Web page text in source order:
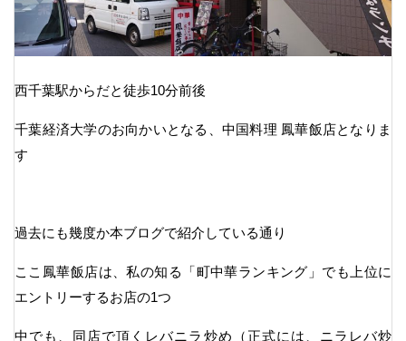
西千葉駅からだと徒歩10分前後
千葉経済大学のお向かいとなる、中国料理 鳳華飯店となりま
す
過去にも幾度か本ブログで紹介している通り
ここ鳳華飯店は、私の知る「町中華ランキング」でも上位に
エントリーするお店の1つ
中でも、同店で頂くレバニラ炒め（正式には、ニラレバ炒